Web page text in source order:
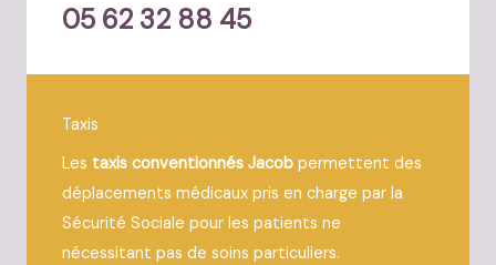
05 62 32 88 45
Taxis
Les taxis conventionnés Jacob permettent des
déplacements médicaux pris en charge par la
Sécurité Sociale pour les patients ne
nécessitant pas de soins particuliers.